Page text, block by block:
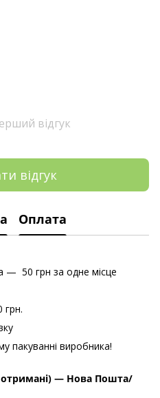
відгук
відгук
Оплата
— 50 грн за одне місце
пакуванні виробника!
отримані) — Нова Пошта/